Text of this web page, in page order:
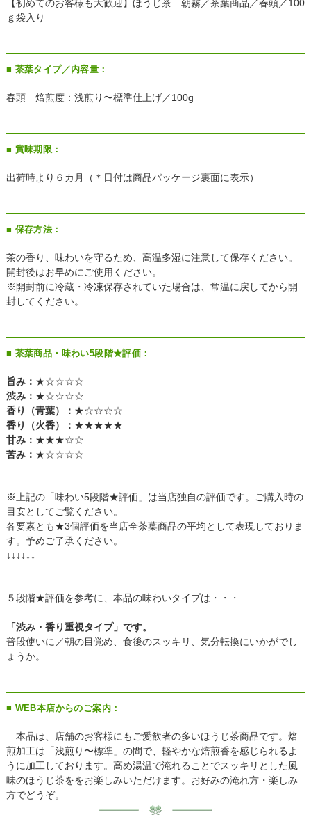
【初めてのお客様も大歓迎】ほうじ茶 朝霧／茶葉商品／春頭／100
ｇ袋入り
■ 茶葉タイプ／内容量：
春頭 焙煎度：浅煎り〜標準仕上げ／100g
■ 賞味期限：
出荷時より６カ月（＊日付は商品パッケージ裏面に表示）
■ 保存方法：
茶の香り、味わいを守るため、高温多湿に注意して保存ください。
開封後はお早めにご使用ください。
※開封前に冷蔵・冷凍保存されていた場合は、常温に戻してから開
封してください。
■ 茶葉商品・味わい5段階★評価：
旨み： ★☆☆☆☆
渋み： ★☆☆☆☆
香り（青葉）： ★☆☆☆☆
香り（火香）： ★★★★★
甘み： ★★★☆☆
苦み： ★☆☆☆☆
※上記の「味わい5段階★評価」は当店独自の評価です。ご購入時の
目安としてご覧ください。
各要素とも★3個評価を当店全茶葉商品の平均として表現しておりま
す。予めご了承ください。
↓↓↓↓↓↓
５段階★評価を参考に、本品の味わいタイプは・・・
「渋み・香り重視タイプ」です。
普段使いに／朝の目覚め、食後のスッキリ、気分転換にいかがでし
ょうか。
■ WEB本店からのご案内：
本品は、店舗のお客様にもご愛飲者の多いほうじ茶商品です。焙
煎加工は「浅煎り〜標準」の間で、軽やかな焙煎香を感じられるよ
うに加工しております。高め湯温で淹れることでスッキリとした風
味のほうじ茶ををお楽しみいただけます。お好みの淹れ方・楽しみ
方でどうぞ。